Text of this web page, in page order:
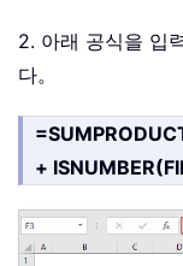
2. 아래 공식을 입
다。
+